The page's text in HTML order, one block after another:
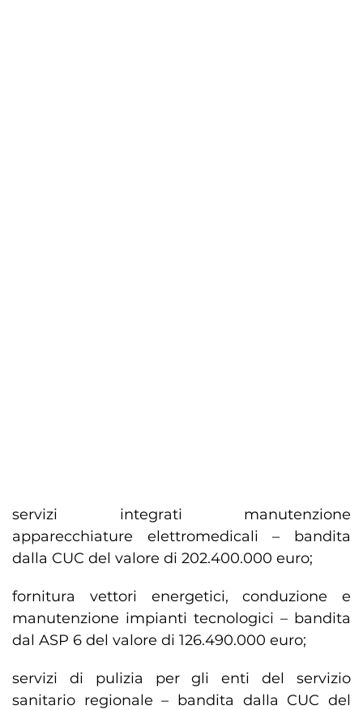
servizi integrati manutenzione
apparecchiature elettromedicali – bandita
dalla CUC del valore di 202.400.000 euro;
fornitura vettori energetici, conduzione e
manutenzione impianti tecnologici – bandita
dal ASP 6 del valore di 126.490.000 euro;
servizi di pulizia per gli enti del servizio
sanitario regionale – bandita dalla CUC del